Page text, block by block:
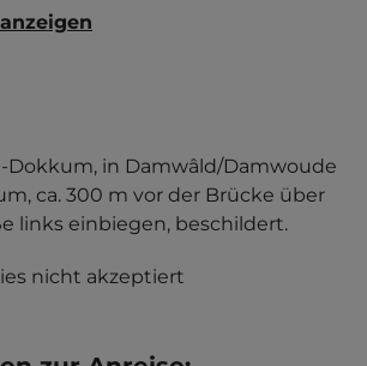
Dokkum, in Damwâld/Damwoude
ca. 300 m vor der Brücke über
links einbiegen, beschildert.
nicht akzeptiert